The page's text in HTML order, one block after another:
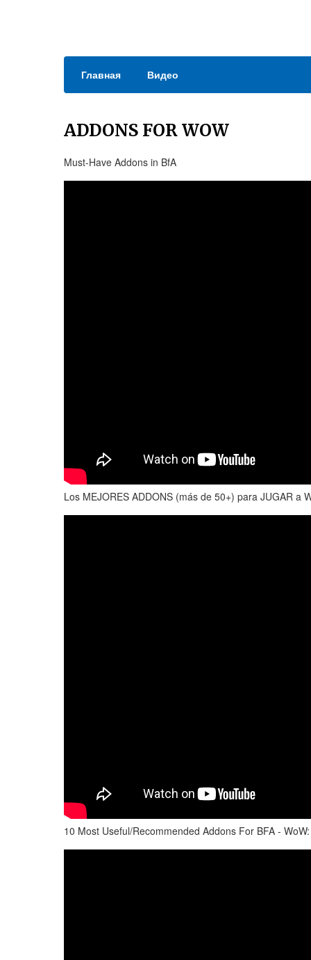
Главная Видео
ADDONS FOR WOW
Must-Have Addons in BfA
Los MEJORES ADDONS (más de 50+) para JUGAR a
10 Most Useful/Recommended Addons For BFA -